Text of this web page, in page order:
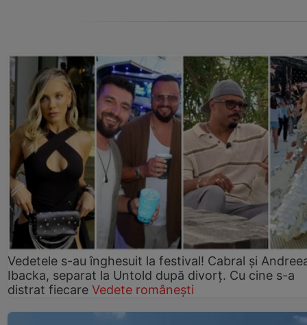
Vedetele s-au înghesuit la festival! Cabral și
Ibacka, separat la Untold după divorț. Cu cine s-a
distrat fiecare Vedete românești